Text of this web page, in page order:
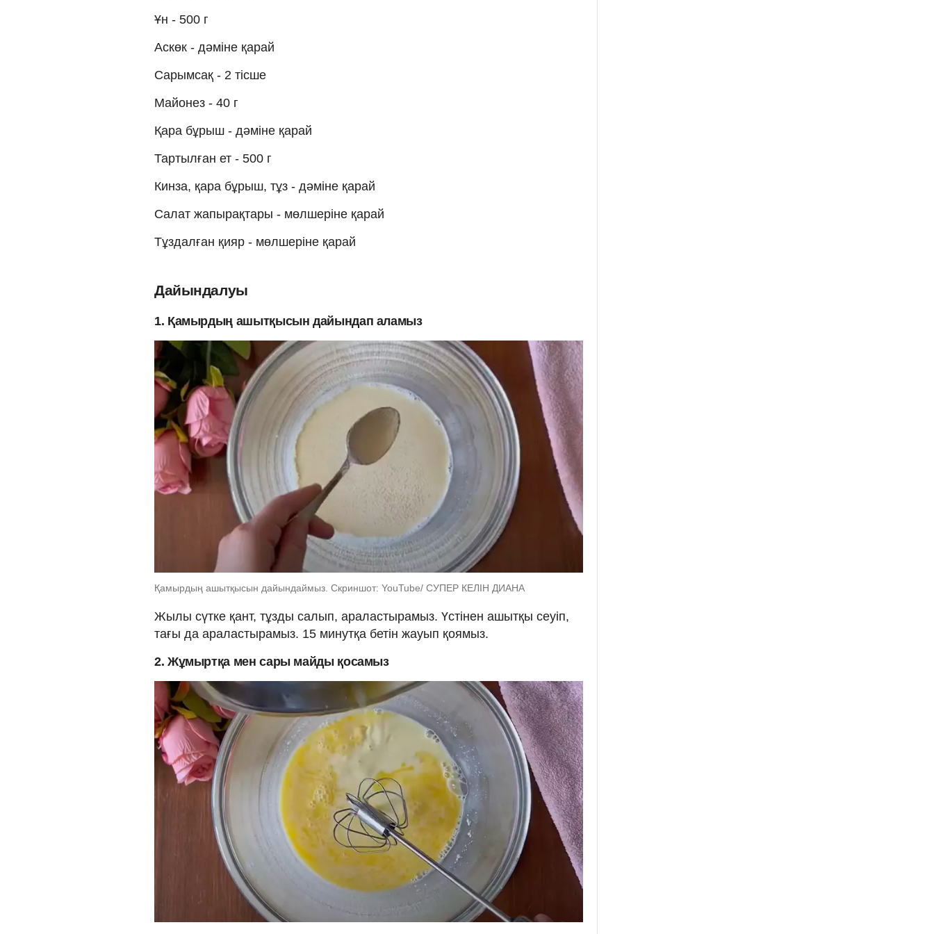
Ұн - 500 г
Аскөк - дәміне қарай
Сарымсақ - 2 тісше
Майонез - 40 г
Қара бұрыш - дәміне қарай
Тартылған ет - 500 г
Кинза, қара бұрыш, тұз - дәміне қарай
Салат жапырақтары - мөлшеріне қарай
Тұздалған қияр - мөлшеріне қарай
Дайындалуы
1. Қамырдың ашытқысын дайындап аламыз
Қамырдың ашытқысын дайындаймыз. Скриншот: YouTube/ СУПЕР КЕЛІН ДИАНА
Жылы сүтке қант, тұзды салып, араластырамыз. Үстінен ашытқы сеуіп,
тағы да араластырамыз. 15 минутқа бетін жауып қоямыз.
2. Жұмыртқа мен сары майды қосамыз